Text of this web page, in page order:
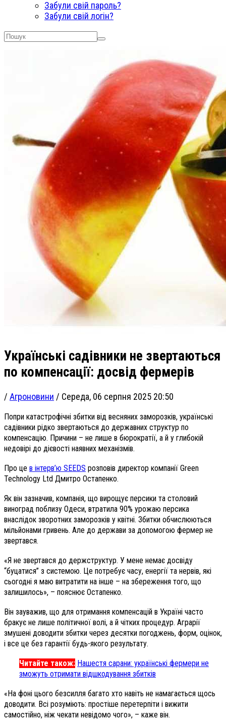
Забули свій пароль?
Забули свій логін?
Українські садівники не звертаються
по компенсації: досвід фермерів
/ Агроновини / Середа, 06 серпня 2025 20:50
Попри катастрофічні збитки від весняних заморозків, українські
садівники рідко звертаються до державних структур по
компенсацію. Причини – не лише в бюрократії, а й у глибокій
недовірі до дієвості наявних механізмів.
Про це в інтерв’ю SEEDS розповів директор компанії Green
Technology Ltd Дмитро Остапенко.
Як він зазначив, компанія, що вирощує персики та столовий
виноград поблизу Одеси, втратила 90% урожаю персика
внаслідок зворотних заморозків у квітні. Збитки обчислюються
мільйонами гривень. Але до держави за допомогою фермер не
звертався.
«Я не звертався до держструктур. У мене немає досвіду
“буцатися” з системою. Це потребує часу, енергії та нервів, які
сьогодні я маю витратити на інше – на збереження того, що
залишилось», – пояснює Остапенко.
Він зауважив, що для отримання компенсацій в Україні часто
бракує не лише політичної волі, а й чітких процедур. Аграрії
змушені доводити збитки через десятки погоджень, форм, оцінок,
і все це без гарантії будь-якого результату.
Читайте також: Нашестя сарани: українські фермери не
зможуть отримати відшкодування збитків
«На фоні цього безсилля багато хто навіть не намагається щось
доводити. Всі розуміють: простіше перетерпіти і вижити
самостійно, ніж чекати невідомо чого», – каже він.